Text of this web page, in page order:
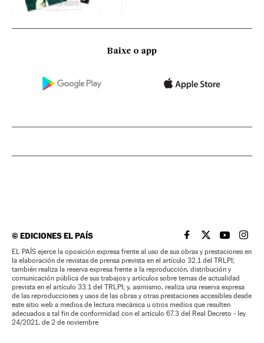
Baixe o app
©EDICIONES EL PAÍS EL PAÍS BRASIL EN
EL PAÍSEL PAÍS
EL
EL PAÍS ejerce la oposición expresa frente al uso de sus obras y prestaciones en
la elaboración de revistas de prensa prevista en el artículo 32.1 del TRLPI;
también realiza la reserva expresa frente a la reproducción, distribución y
comunicación pública de sus trabajos y artículos sobre temas de actualidad
prevista en el artículo 33.1 del TRLPI; y, asimismo, realiza una reserva expresa
de las reproducciones y usos de las obras y otras prestaciones accesibles desde
este sitio web a medios de lectura mecánica u otros medios que resulten
adecuados a tal fin de conformidad con el artículo 67.3 del Real Decreto - ley
24/2021, de 2 de noviembre